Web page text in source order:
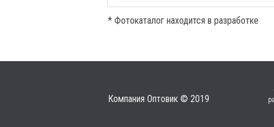
* Фотокаталог находится в разработке
Компания Оптовик © 2019